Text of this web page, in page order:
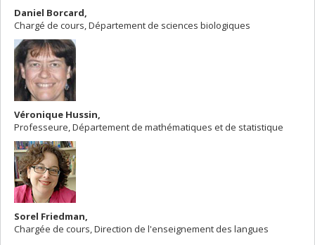
Daniel Borcard,
Chargé de cours, Département de sciences biologiques
Véronique Hussin,
Professeure, Département de mathématiques et de statistique
Sorel Friedman,
Chargée de cours, Direction de l'enseignement des langues